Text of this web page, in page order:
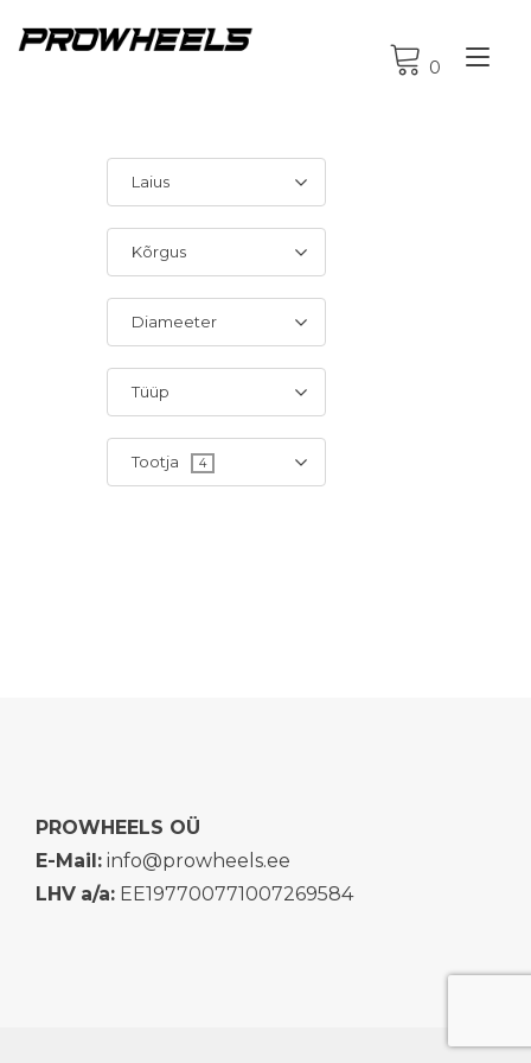
0
Laius
Kõrgus
Diameeter
Tüüp
Tootja 4
PROWHEELS OÜ
E-Mail: info@prowheels.ee
LHV a/a: EE197700771007269584